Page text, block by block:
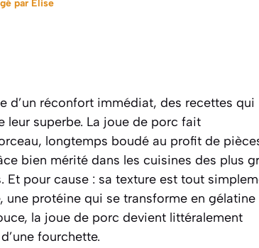
par Elise
d’un réconfort immédiat, des recettes qui
leur superbe. La joue de porc fait
longtemps boudé au profit de
bien mérité dans les cuisines des plus
pour cause : sa texture est tout
une protéine qui se transforme en gélatine
la joue de porc devient littéralement
fourchette.